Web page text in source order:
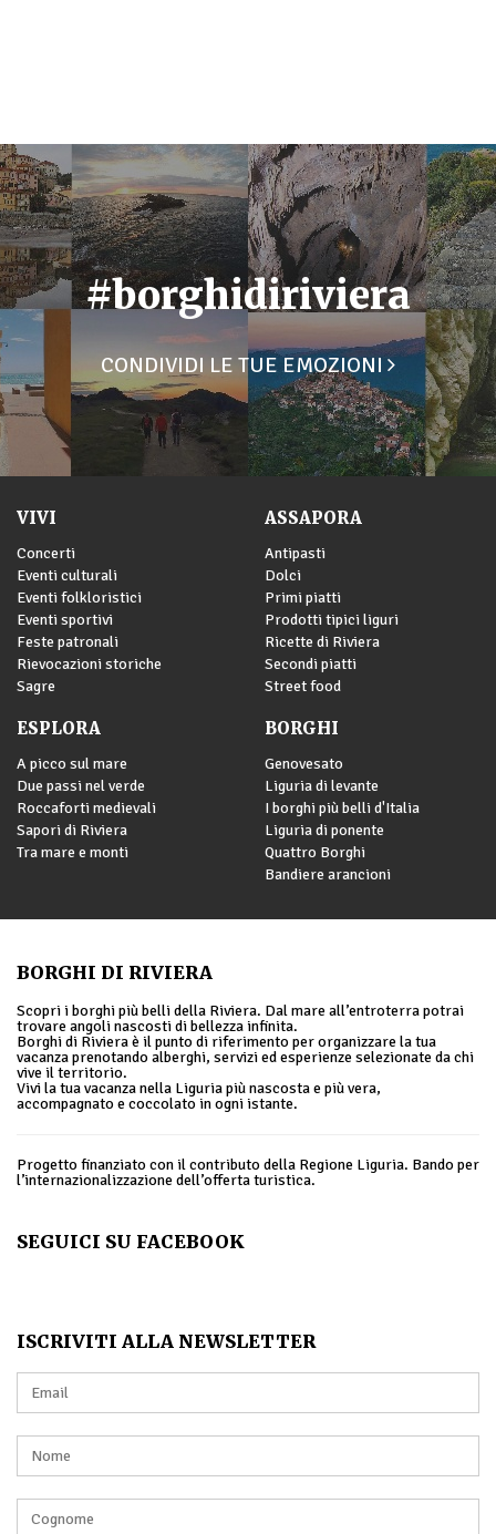
#borghidiriviera
CONDIVIDI LE TUE EMOZIONI
VIVI
Concerti
Eventi culturali
Eventi folkloristici
Eventi sportivi
Feste patronali
Rievocazioni storiche
Sagre
ASSAPORA
Antipasti
Dolci
Primi piatti
Prodotti tipici liguri
Ricette di Riviera
Secondi piatti
Street food
ESPLORA
A picco sul mare
Due passi nel verde
Roccaforti medievali
Sapori di Riviera
Tra mare e monti
BORGHI
Genovesato
Liguria di levante
I borghi più belli d'Italia
Liguria di ponente
Quattro Borghi
Bandiere arancioni
BORGHI DI RIVIERA
Scopri i borghi più belli della Riviera. Dal mare all’entroterra potrai
trovare angoli nascosti di bellezza infinita.
Borghi di Riviera è il punto di riferimento per organizzare la tua
vacanza prenotando alberghi, servizi ed esperienze selezionate da chi
vive il territorio.
Vivi la tua vacanza nella Liguria più nascosta e più vera,
accompagnato e coccolato in ogni istante.
Progetto finanziato con il contributo della Regione Liguria. Bando per
l’internazionalizzazione dell’offerta turistica.
SEGUICI SU FACEBOOK
ISCRIVITI ALLA NEWSLETTER